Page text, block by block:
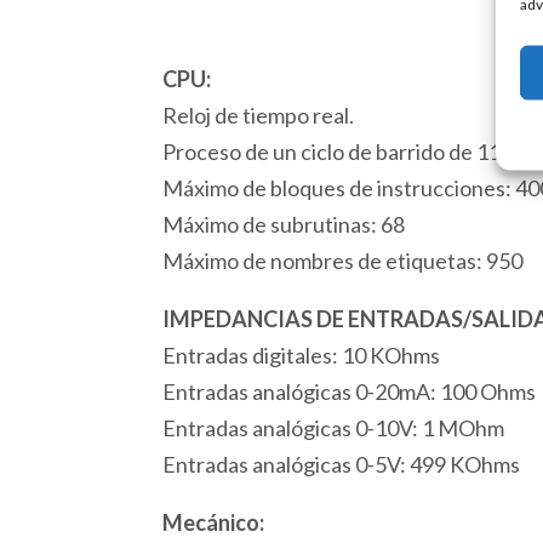
CPU:
Reloj de tiempo real.
Proceso de un ciclo de barrido de 110
Máximo de bloques de instrucciones:
Máximo de subrutinas: 68
Máximo de nombres de etiquetas: 950
IMPEDANCIAS DE ENTRADAS/
Entradas digitales: 10 KOhms
Entradas analógicas 0-20mA: 100 Ohms
Entradas analógicas 0-10V: 1 MOhm
Entradas analógicas 0-5V: 499 KOhms
Mecánico: